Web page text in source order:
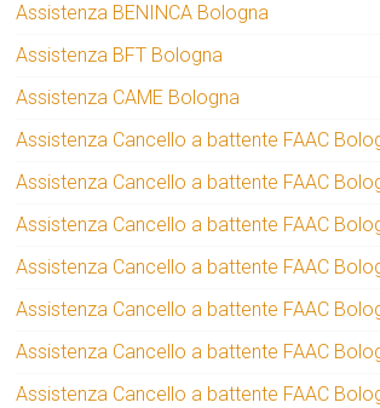
Assistenza BENINCA Bologna
Assistenza BFT Bologna
Assistenza CAME Bologna
Assistenza Cancello a battente FAAC
Assistenza Cancello a battente FAAC
Assistenza Cancello a battente FAAC
Assistenza Cancello a battente FAAC
Assistenza Cancello a battente FAAC
Assistenza Cancello a battente FAAC
Assistenza Cancello a battente FAAC